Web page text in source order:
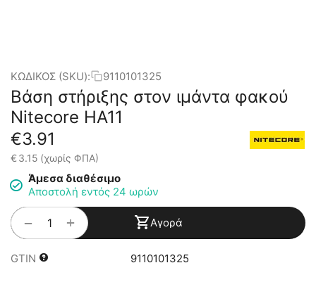
ΚΩΔΙΚΟΣ (SKU): 9110101325
Βάση στήριξης στον ιμάντα φακού
Nitecore HA11
€3.91
€3.15 (χωρίς ΦΠΑ)
Άμεσα διαθέσιμο
Αποστολή εντός 24 ωρών
+
− Αγορά
GTIN 9110101325